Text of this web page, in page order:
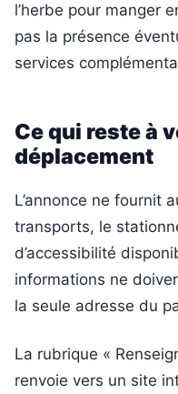
l’herbe pour manger
pas la présence
services
Ce qui reste à
déplacement
L’annonce ne fournit
transports, le
d’accessibilité
informations ne
la seule adresse du
La rubrique «
renvoie vers un site